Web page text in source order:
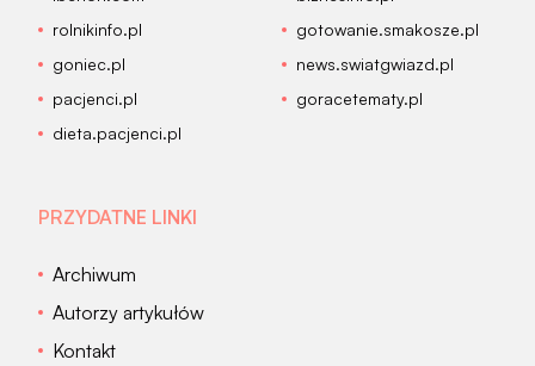
rolnikinfo.pl
gotowanie.smakosze.pl
goniec.pl
news.swiatgwiazd.pl
pacjenci.pl
goracetematy.pl
dieta.pacjenci.pl
PRZYDATNE LINKI
Archiwum
Autorzy artykułów
Kontakt